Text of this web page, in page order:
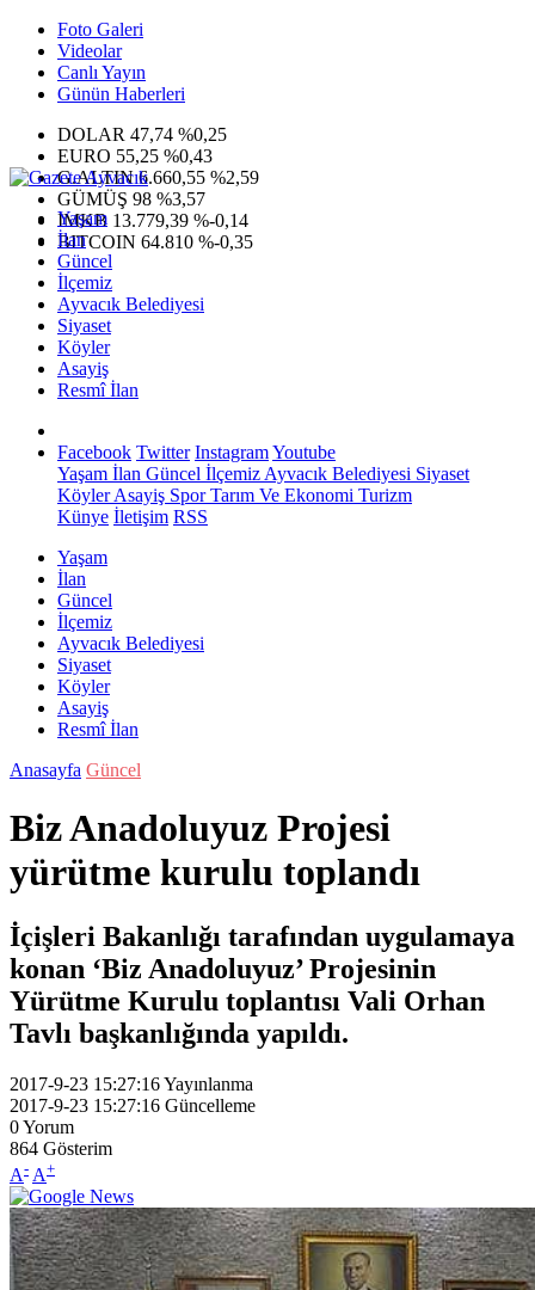
Foto Galeri
Videolar
Canlı Yayın
Günün Haberleri
DOLAR 47,74 %0,25
EURO 55,25 %0,43
G.ALTIN6.660,55 %2,59
GÜMÜŞ 98 %3,57
IMKB 13.779,39 %-0,14
BITCOIN 64.810 %-0,35
Yaşam
İlan
Güncel
İlçemiz
Ayvacık Belediyesi
Siyaset
Köyler
Asayiş
Resmî İlan
Facebook Twitter InstagramYoutube
Yaşam İlan Güncel İlçemiz Ayvacık Belediyesi Siyaset
KöylerAsayiş SporTarım Ve Ekonomi Turizm
Künye İletişim RSS
Yaşam
İlan
Güncel
İlçemiz
Ayvacık Belediyesi
Siyaset
Köyler
Asayiş
Resmî İlan
Anasayfa Güncel
Biz Anadoluyuz Projesi
yürütme kurulu toplandı
İçişleri Bakanlığı tarafından uygulamaya
konan ‘Biz Anadoluyuz’ Projesinin
Yürütme Kurulu toplantısı Vali Orhan
Tavlı başkanlığında yapıldı.
2017-9-23 15:27:16Yayınlanma
2017-9-23 15:27:16 Güncelleme
0Yorum
864 Gösterim
A- A+